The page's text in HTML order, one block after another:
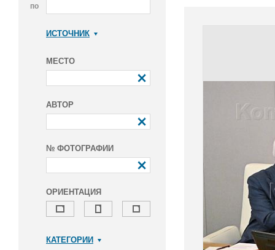
по
ИСТОЧНИК
МЕСТО
АВТОР
№ ФОТОГРАФИИ
ОРИЕНТАЦИЯ
КАТЕГОРИИ